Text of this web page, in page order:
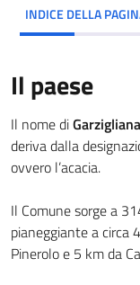
INDICE DELLA
Il paese
Il nome diGarzigliana
deriva dalla
ovvero l’acacia.
Il Comune sorge a
pianeggiante a circa
Pinerolo e 5 km da